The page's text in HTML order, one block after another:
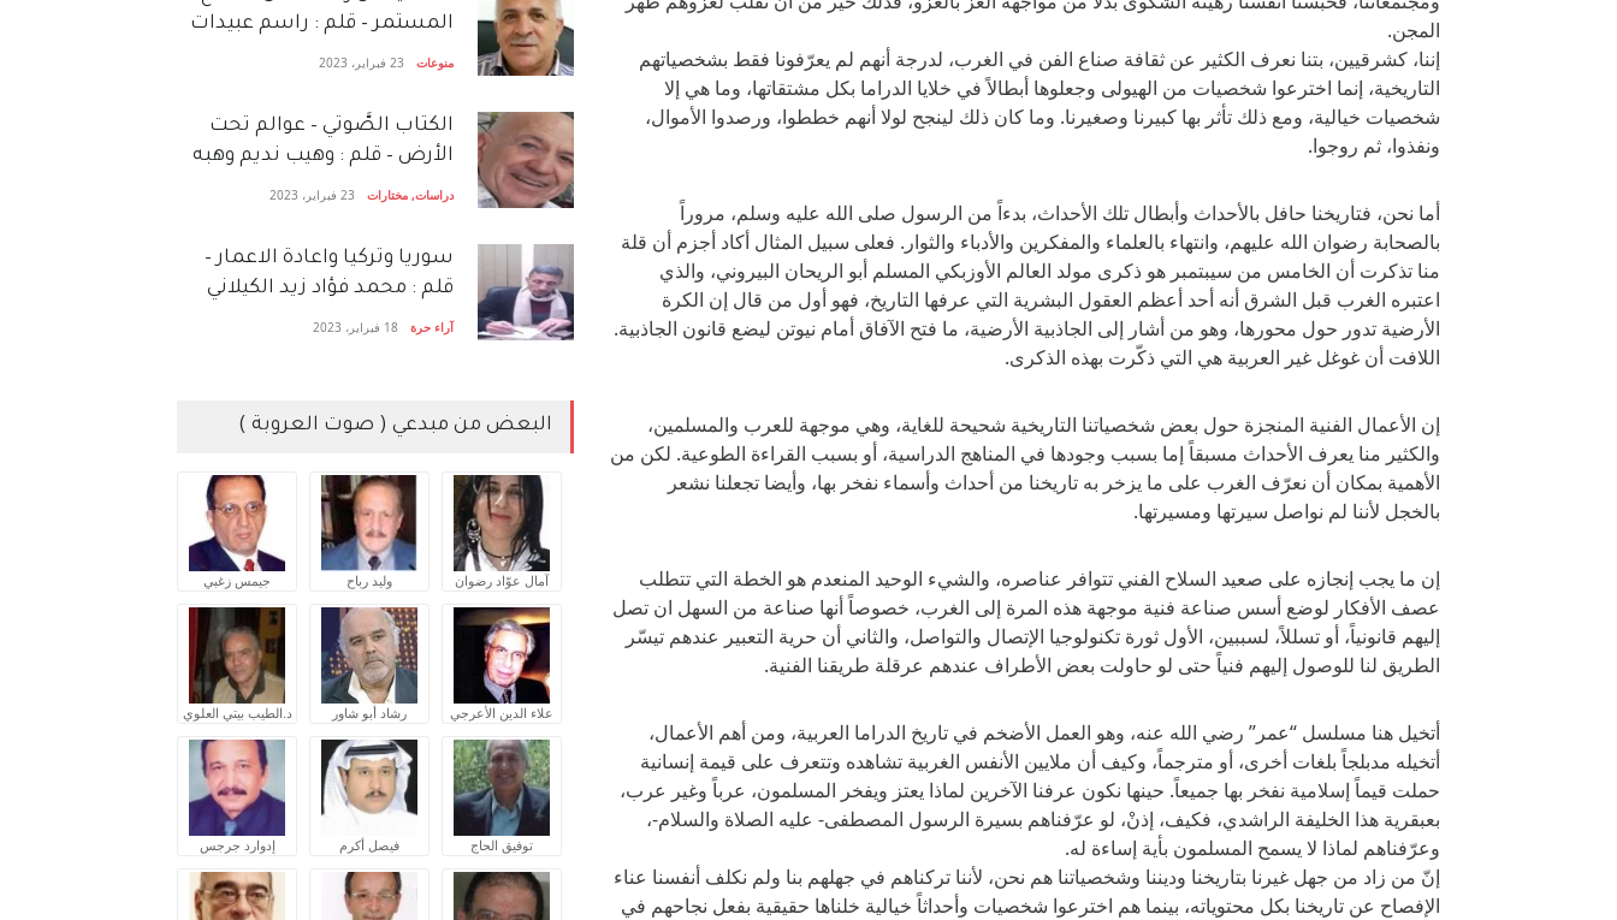
المجن.
إننا، كشرقيين، بتنا نعرف الكثير عن ثقافة صناع الفن في الغرب، لدرجة أنهم لم يعرّفونا فقط بشخصياتهم
التاريخية، إنما اخترعوا شخصيات من الهيولى وجعلوها أبطالاً في خلايا الدراما بكل مشتقاتها، وما هي إلا
شخصيات خيالية، ومع ذلك تأثر بها كبيرنا وصغيرنا. وما كان ذلك لينجح لولا أنهم خططوا، ورصدوا الأموال،
ونفذوا، ثم روجوا.
أما نحن، فتاريخنا حافل بالأحداث وأبطال تلك الأحداث، بدءاً من الرسول صلى الله عليه وسلم، مروراً
بالصحابة رضوان الله عليهم، وانتهاء بالعلماء والمفكرين والأدباء والثوار. فعلى سبيل المثال أكاد أجزم أن قلة
منا تذكرت أن الخامس من سيبتمبر هو ذكرى مولد العالم الأوزبكي المسلم أبو الريحان البيروني، والذي
اعتبره الغرب قبل الشرق أنه أحد أعظم العقول البشرية التي عرفها التاريخ، فهو أول من قال إن الكرة
الأرضية تدور حول محورها، وهو من أشار إلى الجاذبية الأرضية، ما فتح الآفاق أمام نيوتن ليضع قانون الجاذبية.
اللافت أن غوغل غير العربية هي التي ذكّرت بهذه الذكرى.
إن الأعمال الفنية المنجزة حول بعض شخصياتنا التاريخية شحيحة للغاية، وهي موجهة للعرب والمسلمين،
والكثير منا يعرف الأحداث مسبقاً إما بسبب وجودها في المناهج الدراسية، أو بسبب القراءة الطوعية. لكن من
الأهمية بمكان أن نعرّف الغرب على ما يزخر به تاريخنا من أحداث وأسماء نفخر بها، وأيضا تجعلنا نشعر
بالخجل لأننا لم نواصل سيرتها ومسيرتها.
إن ما يجب إنجازه على صعيد السلاح الفني تتوافر عناصره، والشيء الوحيد المنعدم هو الخطة التي تتطلب
عصف الأفكار لوضع أسس صناعة فنية موجهة هذه المرة إلى الغرب، خصوصاً أنها صناعة من السهل ان تصل
إليهم قانونياً، أو تسللاً، لسببين، الأول ثورة تكنولوجيا الإتصال والتواصل، والثاني أن حرية التعبير عندهم تيسّر
الطريق لنا للوصول إليهم فنياً حتى لو حاولت بعض الأطراف عندهم عرقلة طريقنا الفنية.
أتخيل هنا مسلسل “عمر” رضي الله عنه، وهو العمل الأضخم في تاريخ الدراما العربية، ومن أهم الأعمال،
أتخيله مدبلجاً بلغات أخرى، أو مترجماً، وكيف أن ملايين الأنفس الغربية تشاهده وتتعرف على قيمة إنسانية
حملت قيماً إسلامية نفخر بها جميعاً. حينها نكون عرفنا الآخرين لماذا يعتز ويفخر المسلمون، عرباً وغير عرب،
بعبقرية هذا الخليفة الراشدي، فكيف، إذنْ، لو عرّفناهم بسيرة الرسول المصطفى- عليه الصلاة والسلام-،
وعرّفناهم لماذا لا يسمح المسلمون بأية إساءة له.
إنّ من زاد من جهل غيرنا بتاريخنا وديننا وشخصياتنا هم نحن، لأننا تركناهم في جهلهم بنا ولم نكلف أنفسنا عناء
الإفصاح عن تاريخنا بكل محتوياته، بينما هم اخترعوا شخصيات وأحداثاً خيالية خلناها حقيقية بفعل نجاحهم في
المستمر – قلم : راسم عبيدات
منوعات 23 فبراير، 2023
الكتاب الصَّوتي – عوالم تحت
الأرض – قلم : وهيب نديم وهبه
دراسات, مختارات 23 فبراير، 2023
سوريا وتركيا واعادة الاعمار –
قلم : محمد فؤاد زيد الكيلاني
آراء حرة 18 فبراير، 2023
البعض من مبدعي ( صوت العروبة )
آمال عوّاد رضوان وليد رباح جيمس زغبي
علاء الدين الأعرجي رشاد أبو شاور د.الطيب بيتي العلوي
توفيق الحاج فيصل أكرم إدوارد جرجس